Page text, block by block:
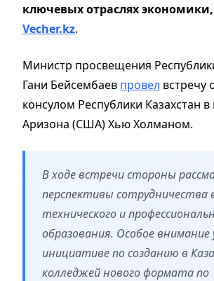
ключевых отраслях
Vecher.kz.
Министр просвещения
Гани Бейсембаев провел встречу
консулом Республики Казахстан
Аризона (США) Хью Холманом.
В ходе встречи стороны
перспективы сотрудничества
технического и
образования. Особое внимание
инициативе по созданию в
колледжей нового формата по